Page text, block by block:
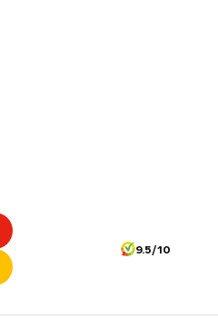
9.5/10